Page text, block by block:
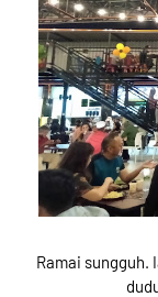
Ramai sungguh.